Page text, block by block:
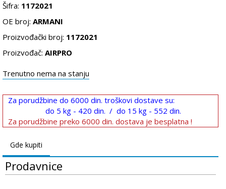
Šifra: 1172021
OE broj: ARMANI
Proizvođački broj: 1172021
Proizvođač: AIRPRO
Trenutno nema na stanju
Za porudžbine do 6000 din. troškovi dostave su:
do 5 kg - 420 din. / do 15 kg - 552 din.
Za porudžbine preko 6000 din. dostava je besplatna !
Gde kupiti
Prodavnice